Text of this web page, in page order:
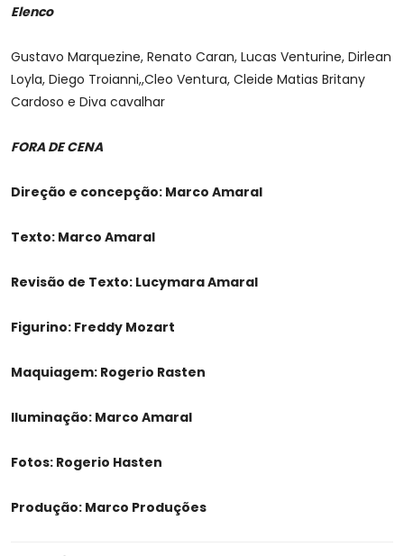
Elenco
Gustavo Marquezine, Renato Caran, Lucas Venturine, Dirlean
Loyla, Diego Troianni,,Cleo Ventura, Cleide Matias Britany
Cardoso e Diva cavalhar
FORA DE CENA
Direção e concepção: Marco Amaral
Texto: Marco Amaral
Revisão de Texto: Lucymara Amaral
Figurino: Freddy Mozart
Maquiagem: Rogerio Rasten
Iluminação: Marco Amaral
Fotos: Rogerio Hasten
Produção: Marco Produções